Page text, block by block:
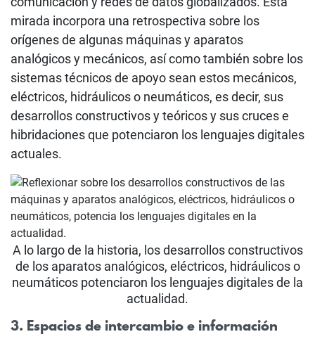
mirada incorpora una retrospectiva sobre los
orígenes de algunas máquinas y aparatos
analógicos y mecánicos, así como también sobre los
sistemas técnicos de apoyo sean estos mecánicos,
eléctricos, hidráulicos o neumáticos, es decir, sus
desarrollos constructivos y teóricos y sus cruces e
hibridaciones que potenciaron los lenguajes digitales
actuales.
A lo largo de la historia, los desarrollos constructivos
de los aparatos analógicos, eléctricos, hidráulicos o
neumáticos potenciaron los lenguajes digitales de la
actualidad.
3. Espacios de intercambio e información